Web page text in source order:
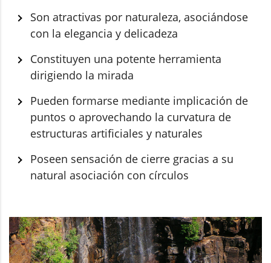
Son atractivas por naturaleza, asociándose
con la elegancia y delicadeza
Constituyen una potente herramienta
dirigiendo la mirada
Pueden formarse mediante implicación de
puntos o aprovechando la curvatura de
estructuras artificiales y naturales
Poseen sensación de cierre gracias a su
natural asociación con círculos